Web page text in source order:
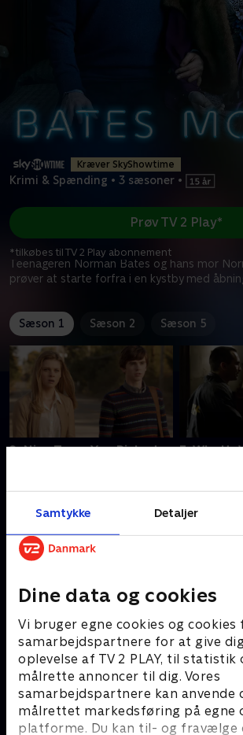
Samtykke Detaljer
Dine data og cookies
Vi bruger egne cookies og cookies
samarbejdspartnere for at give
oplevelse af TV 2 PLAY, til statistik
målrette annoncer til dig. Vores
samarbejdspartnere kan anvende
målrettet markedsføring på egne
platforme. Du kan til- og fravælge
Kræver SkyShowtime
Krimi & Spænding • 3 sæsoner •
Teenageren Norman Bates og hans mor
prøver at starte forfra i en kystby med
Prøv TV 2 Play*
*tilkøbes til TV 2 Play abonnement
Sæson 1 Sæson 2 Sæson 5
2. Nice Town You Picked,
bliver draget ind i
Pine Bay.
20. september 2022 • 41 min
3. What's
20.
Andre så også